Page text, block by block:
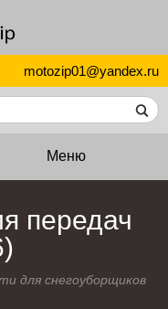
motozip01@yandex.ru
Меню
передач
для снегоуборщиков